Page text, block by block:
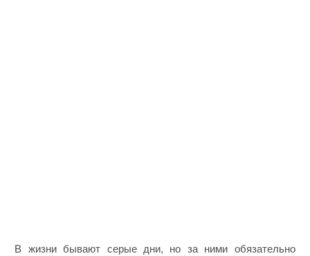
В жизни бывают серые дни, но за ними обязательно